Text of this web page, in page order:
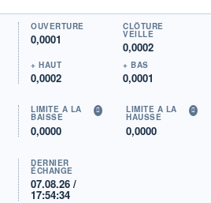
OUVERTURE
0,0001
CLÔTURE
VEILLE
0,0002
+ HAUT
0,0002
+ BAS
0,0001
LIMITE À LA
BAISSE
0,0000
LIMITE À LA
HAUSSE
0,0000
DERNIER
ÉCHANGE
07.08.26 /
17:54:34